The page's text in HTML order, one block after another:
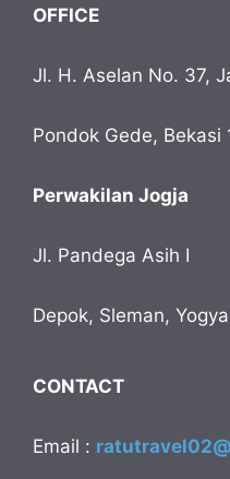
OFFICE
Jl. H. Aselan No. 37,
Pondok Gede, Bekasi
Perwakilan Jogja
Jl. Pandega Asih I
Depok, Sleman,
CONTACT
Email :